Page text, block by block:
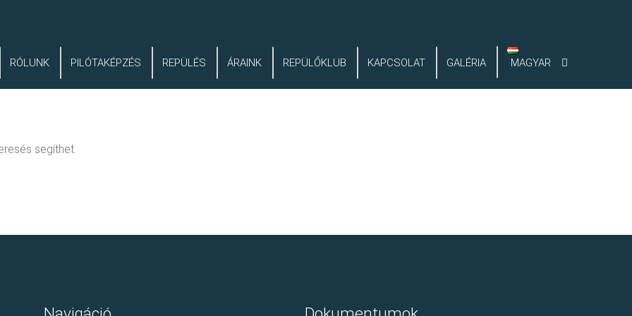
RÓLUNK PILÓTAKÉPZÉS REPÜLÉS ÁRAINK REPÜLŐKLUB KAPCSOLAT GALÉRIA MAGYAR
segíthet.